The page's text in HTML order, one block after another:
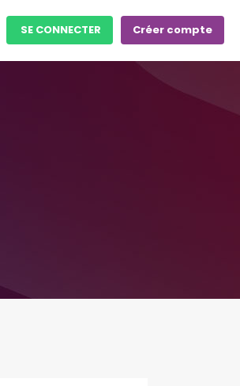
SE CONNECTER Créer compte